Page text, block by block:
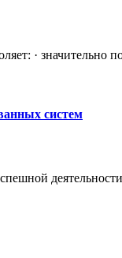
·
систем